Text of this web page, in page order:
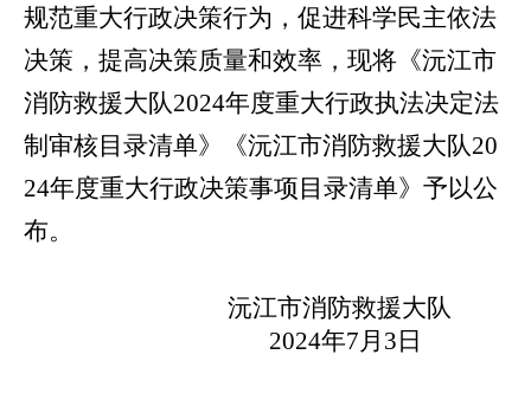
规范重大行政决策行为，促进科学民主依法
决策，提高决策质量和效率，现将《沅江市
消防救援大队2024年度重大行政执法决定法
制审核目录清单》《沅江市消防救援大队20
24年度重大行政决策事项目录清单》予以公
布。
沅江市消防救援大队
2024年7月 3 日